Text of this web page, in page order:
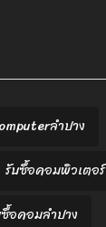
ลำปาง
รับซื้อคอมพิวเตอร์
อคอมลำปาง